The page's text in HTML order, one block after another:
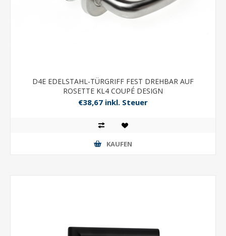
D4E EDELSTAHL-TÜRGRIFF FEST DREHBAR AUF
ROSETTE KL4 COUPÉ DESIGN
€38,67 inkl. Steuer
KAUFEN